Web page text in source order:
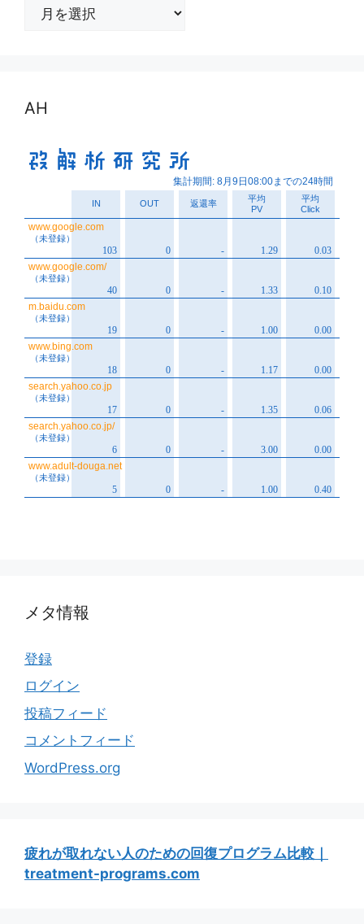
AH
メタ情報
登録
ログイン
投稿フィード
コメントフィード
WordPress.org
疲れが取れない人のための回復プログラム比較｜
treatment-programs.com